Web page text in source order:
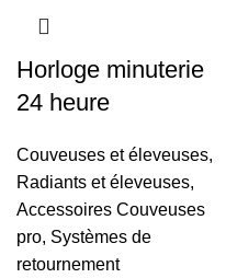
Horloge minuterie
24 heure
Couveuses et éleveuses,
Radiants et éleveuses,
Accessoires Couveuses
pro, Systèmes de
retournement